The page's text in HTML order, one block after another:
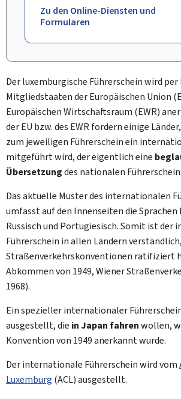
Zu den Online-Diensten und
Formularen
Der luxemburgische Führerschein wird
Mitgliedstaaten der Europäischen Union
Europäischen Wirtschaftsraum (EWR)
der EU bzw. des EWR fordern einige
zum jeweiligen Führerschein ein
mitgeführt wird, der eigentlich eine
Übersetzungdes nationalen
Das aktuelle Muster des internationalen
umfasst auf den Innenseiten die Sprachen
Russisch und Portugiesisch. Somit ist der
Führerschein in allen Ländern
Straßenverkehrskonventionen ratifiziert
Abkommen von 1949, Wiener
1968).
Ein spezieller internationaler
ausgestellt, die in Japan fahrenwollen,
Konvention von 1949 anerkannt wurde.
Der internationale Führerschein wird vom
Luxemburg (ACL) ausgestellt.